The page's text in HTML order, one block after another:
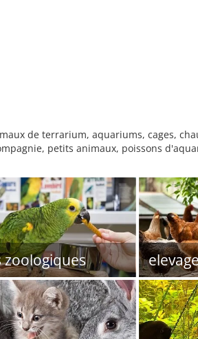
de terrarium, aquariums, cages,
petits animaux, poissons
zoologiques